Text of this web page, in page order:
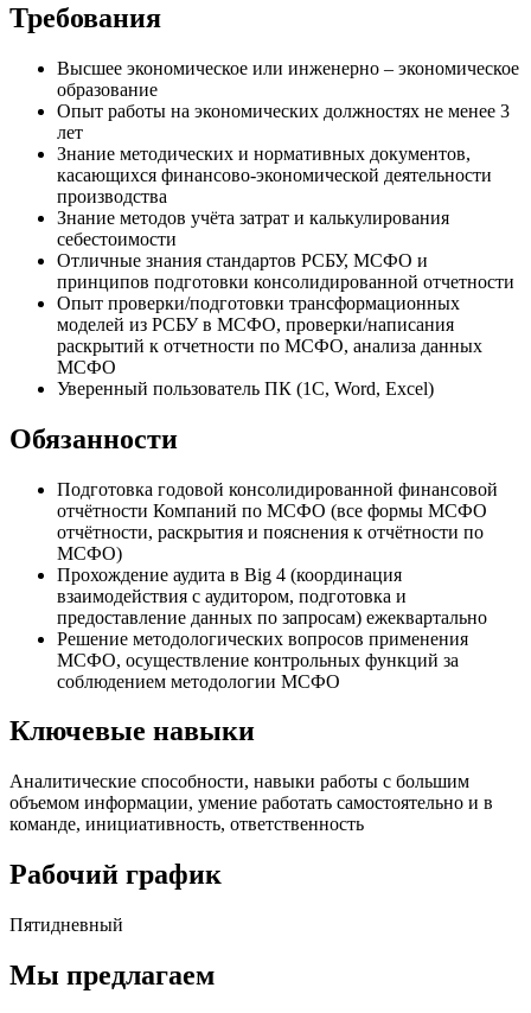
Требования
Высшее экономическое или инженерно – экономическое
образование
Опыт работы на экономических должностях не менее 3
лет
Знание методических и нормативных документов,
касающихся финансово-экономической деятельности
производства
Знание методов учёта затрат и калькулирования
себестоимости
Отличные знания стандартов РСБУ, МСФО и
принципов подготовки консолидированной отчетности
Опыт проверки/подготовки трансформационных
моделей из РСБУ в МСФО, проверки/написания
раскрытий к отчетности по МСФО, анализа данных
МСФО
Уверенный пользователь ПК (1С, Word, Excel)
Обязанности
Подготовка годовой консолидированной финансовой
отчётности Компаний по МСФО (все формы МСФО
отчётности, раскрытия и пояснения к отчётности по
МСФО)
Прохождение аудита в Big 4 (координация
взаимодействия с аудитором, подготовка и
предоставление данных по запросам) ежеквартально
Решение методологических вопросов применения
МСФО, осуществление контрольных функций за
соблюдением методологии МСФО
Ключевые навыки
Аналитические способности, навыки работы с большим
объемом информации, умение работать самостоятельно и в
команде, инициативность, ответственность
Рабочий график
Пятидневный
Мы предлагаем